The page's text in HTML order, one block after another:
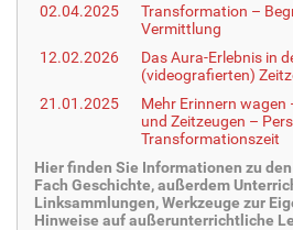
02.04.2025
Transformation –
Vermittlung
12.02.2026
Das Aura-Erlebnis in
(videografierten)
21.01.2025
Mehr Erinnern wagen
und Zeitzeugen –
Transformationszeit
Hier finden Sie Informationen zu
Fach Geschichte, außerdem
Linksammlungen, Werkzeuge zur
Hinweise auf außerunterrichtliche